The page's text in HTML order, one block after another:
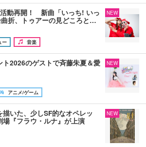
動再開！ 新曲「いっち! いっ
折、トゥアーの見どころと…
ー 音楽
NEW
2026のゲストで斉藤朱夏＆愛
アニメ/ゲーム
NEW
いた、少しSF的なオペレッ
『フラウ・ルナ』が上演
NEW